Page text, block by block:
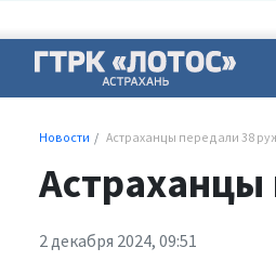
Новости Астраханцы передали 38
2 декабря 2024, 09:51